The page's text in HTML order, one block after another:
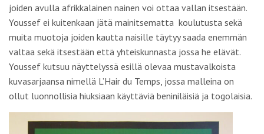
joiden avulla afrikkalainen nainen voi ottaa vallan itsestään.
Youssef ei kuitenkaan jätä mainitsematta koulutusta sekä
muita muotoja joiden kautta naisille täytyy saada enemmän
valtaa sekä itsestään että yhteiskunnasta jossa he elävät.
Youssef kutsuu näyttelyssä esillä olevaa mustavalkoista
kuvasarjaansa nimellä L’Hair du Temps, jossa malleina on
ollut luonnollisia hiuksiaan käyttäviä beniniläisiä ja togolaisia.